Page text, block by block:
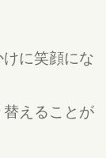
に笑顔にな
えることが